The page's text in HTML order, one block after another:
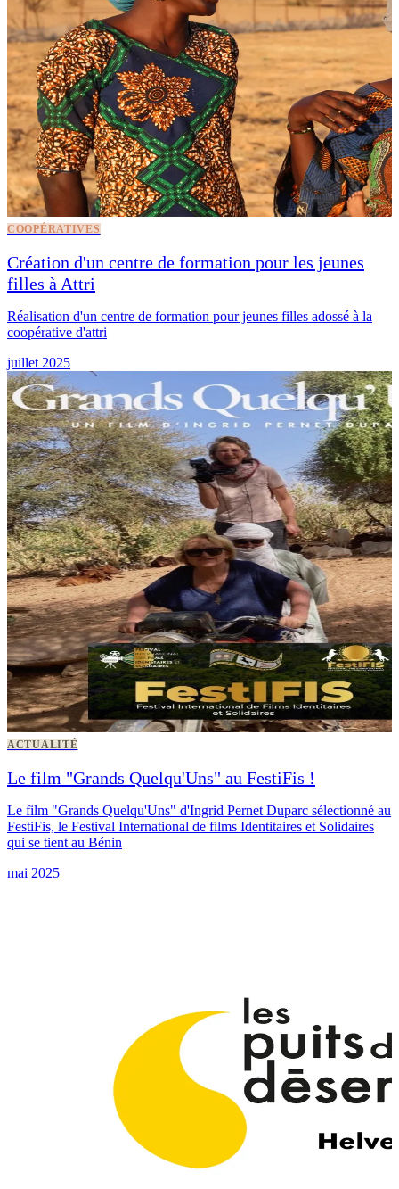
COOPÉRATIVES
Création d'un centre de formation pour les jeunes
filles à Attri
Réalisation d'un centre de formation pour jeunes filles adossé à la
coopérative d'attri
juillet 2025
ACTUALITÉ
Le film "Grands Quelqu'Uns" au FestiFis !
Le film "Grands Quelqu'Uns" d'Ingrid Pernet Duparc sélectionné au
FestiFis, le Festival International de films Identitaires et Solidaires
qui se tient au Bénin
mai 2025